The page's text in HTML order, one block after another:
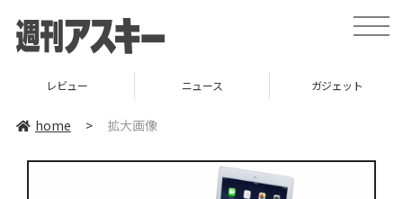
toggle
レビュー ニュース ガジェット
home > 拡大画像